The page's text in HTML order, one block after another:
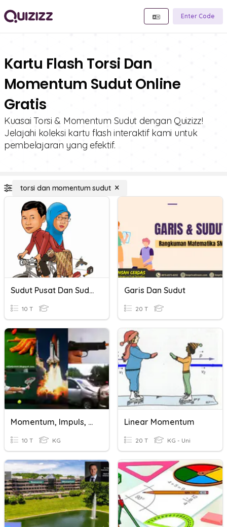
Enter Code
Kartu Flash Torsi Dan
Momentum Sudut Online
Gratis
Kuasai Torsi & Momentum Sudut dengan Quizizz!
Jelajahi koleksi kartu flash interaktif kami untuk
pembelajaran yang efektif.
torsi dan momentum sudut
Sudut Pusat Dan Sudut Keliling
10 T
Garis Dan Sudut
20 T
Momentum, Impuls, Dan Hukum Kekekalan Momentum
10 T KG
Linear Momentum
20 T KG - Uni